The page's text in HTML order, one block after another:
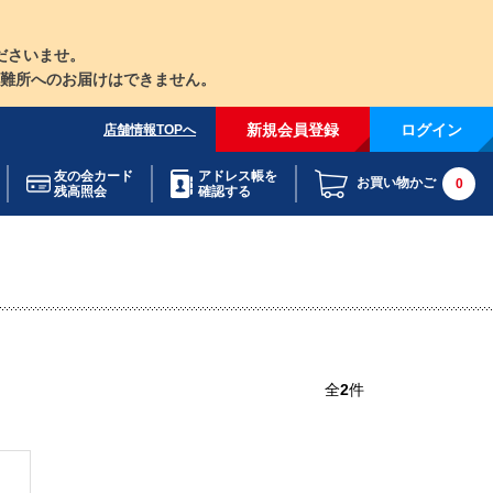
いませ。
へのお届けはできません。
店舗情報TOPへ 新規会員登録 ログイン
友の会カード
残高照会
アドレス帳を
確認する
お買い物かご 0
全2件